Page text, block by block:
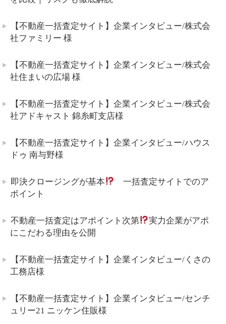
【不動産一括査定サイト】企業インタビュー/株式会
社ファミリー 様
【不動産一括査定サイト】企業インタビュー/株式会
社住まいの広場 様
【不動産一括査定サイト】企業インタビュー/株式会
社アドキャスト 錦糸町支店様
【不動産一括査定サイト】企業インタビュー/ハウス
ドゥ 南与野様
即決クロージングが基本
一括査定サイトでのア
ポイント
不動産一括査定はアポイント次第
実力企業がアポ
にこだわる理由を公開
【不動産一括査定サイト】企業インタビュー/くさの
工務店様
【不動産一括査定サイト】企業インタビュー/センチ
ュリー21 ニッケン住販様